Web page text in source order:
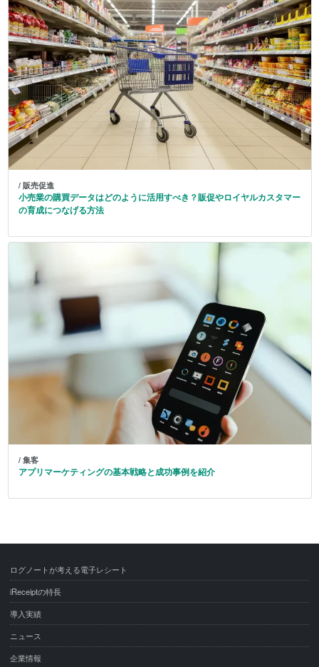
/ 販売促進
小売業の購買データはどのように活用すべき？販促やロイヤルカスタマー
の育成につなげる方法
/ 集客
アプリマーケティングの基本戦略と成功事例を紹介
ログノートが考える電子レシート
iReceiptの特長
導入実績
ニュース
企業情報